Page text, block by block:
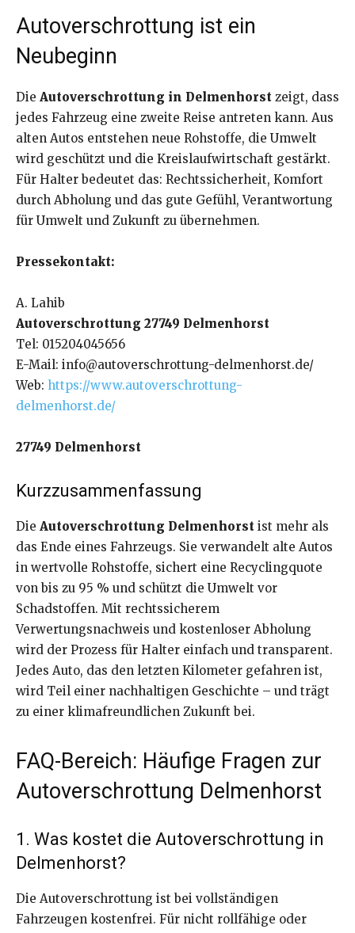
Autoverschrottung ist ein
Neubeginn
Die Autoverschrottung in Delmenhorst zeigt, dass
jedes Fahrzeug eine zweite Reise antreten kann. Aus
alten Autos entstehen neue Rohstoffe, die Umwelt
wird geschützt und die Kreislaufwirtschaft gestärkt.
Für Halter bedeutet das: Rechtssicherheit, Komfort
durch Abholung und das gute Gefühl, Verantwortung
für Umwelt und Zukunft zu übernehmen.
Pressekontakt:
A. Lahib
Autoverschrottung 27749 Delmenhorst
Tel: 015204045656
E-Mail: info@autoverschrottung-delmenhorst.de/
Web: https://www.autoverschrottung-
delmenhorst.de/
27749 Delmenhorst
Kurzzusammenfassung
Die Autoverschrottung Delmenhorst ist mehr als
das Ende eines Fahrzeugs. Sie verwandelt alte Autos
in wertvolle Rohstoffe, sichert eine Recyclingquote
von bis zu 95 % und schützt die Umwelt vor
Schadstoffen. Mit rechtssicherem
Verwertungsnachweis und kostenloser Abholung
wird der Prozess für Halter einfach und transparent.
Jedes Auto, das den letzten Kilometer gefahren ist,
wird Teil einer nachhaltigen Geschichte – und trägt
zu einer klimafreundlichen Zukunft bei.
FAQ-Bereich: Häufige Fragen zur
Autoverschrottung Delmenhorst
1. Was kostet die Autoverschrottung in
Delmenhorst?
Die Autoverschrottung ist bei vollständigen
Fahrzeugen kostenfrei. Für nicht rollfähige oder